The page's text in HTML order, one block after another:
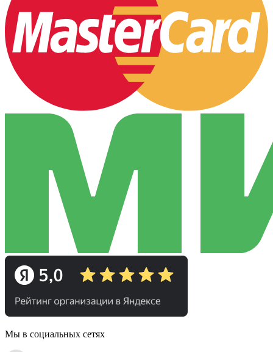
Мы в социальных сетях